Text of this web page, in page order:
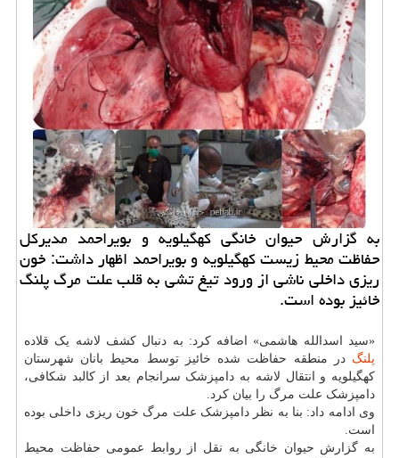
به گزارش حیوان خانگی کهگیلویه و بویراحمد مدیرکل
حفاظت محیط زیست کهگیلویه و بویراحمد اظهار داشت: خون
ریزی داخلی ناشی از ورود تیغ تشی به قلب علت مرگ پلنگ
خائیز بوده است.
«سید اسدالله هاشمی» اضافه کرد: به دنبال کشف لاشه یک قلاده
پلنگ در منطقه حفاظت شده خائیز توسط محیط بانان شهرستان
کهگیلویه و انتقال لاشه به دامپزشک سرانجام بعد از کالبد شکافی،
دامپزشک علت مرگ را بیان کرد.
وی ادامه داد: بنا به نظر دامپزشک علت مرگ خون ریزی داخلی بوده
است.
به گزارش حیوان خانگی به نقل از روابط عمومی حفاظت محیط